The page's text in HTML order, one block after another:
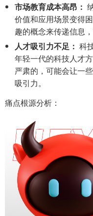
市场教育成本高昂：
价值和应用场景变得
趣的概念来传递信息
人才吸引力不足： 科
年轻一代的科技人才
严肃的，可能会让一
吸引力。
痛点根源分析：